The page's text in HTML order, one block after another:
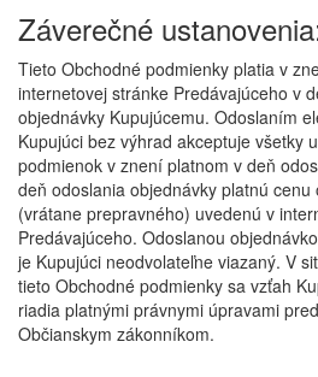
Záverečné
Tieto Obchodné podmienky platia v
internetovej stránke Predávajúceho v
objednávky Kupujúcemu. Odoslaním
Kupujúci bez výhrad akceptuje všetky
podmienok v znení platnom v deň
deň odoslania objednávky platnú
(vrátane prepravného) uvedenú v
Predávajúceho. Odoslanou
je Kupujúci neodvolateľne viazaný. V
tieto Obchodné podmienky sa vzťah
riadia platnými právnymi úpravami
Občianskym zákonníkom.